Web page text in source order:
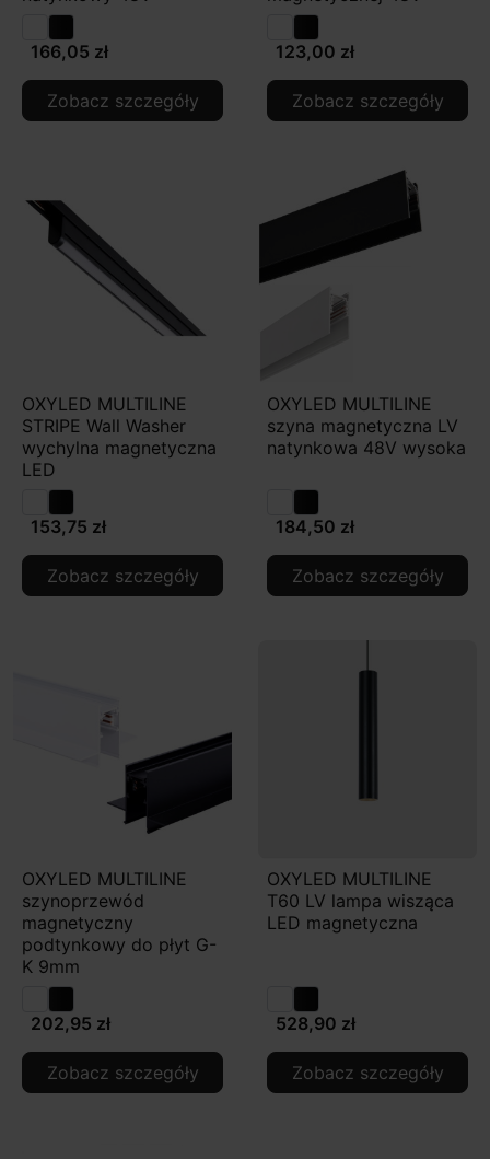
166,05 zł
Zobacz szczegóły
123,00 zł
Zobacz szczegóły
OXYLED MULTILINE
STRIPE Wall Washer
wychylna magnetyczna
LED
153,75 zł
Zobacz szczegóły
OXYLED MULTILINE
szyna magnetyczna LV
natynkowa 48V wysoka
184,50 zł
Zobacz szczegóły
OXYLED MULTILINE
szynoprzewód
magnetyczny
podtynkowy do płyt G-
K 9mm
202,95 zł
Zobacz szczegóły
OXYLED MULTILINE
T60 LV lampa wisząca
LED magnetyczna
528,90 zł
Zobacz szczegóły